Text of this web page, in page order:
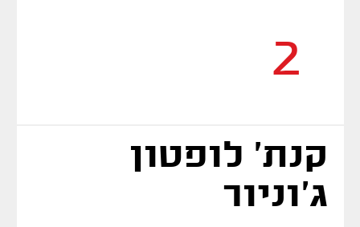
2
קנת' לופטון
ג'וניור